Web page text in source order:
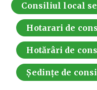
Consiliul local
Hotarari de
Hotărâri de
Ședințe de